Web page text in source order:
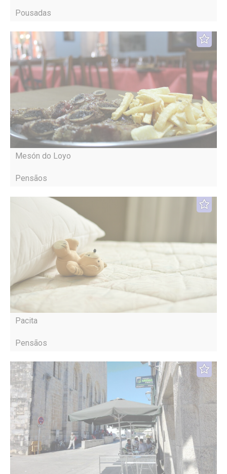
Pousadas
Mesón do Loyo
Pensãos
Pacita
Pensãos